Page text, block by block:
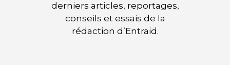
derniers articles, reportages,
conseils et essais de la
rédaction d’Entraid.